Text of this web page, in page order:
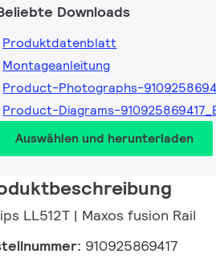
Downloads
Produktdatenblatt
Montageanleitung
Product-Photographs-
Product-Diagrams-
Auswählen und herunterladen
LL512T | Maxos fusion Rail
910925869417